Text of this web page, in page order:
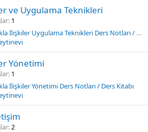
ve Uygulama Teknikleri
1
Açıköğretim Halkla İlişkiler Uygulama Teknikleri Ders Notları / Ders Kitabı
Yönetimi
1
İlişkiler Yönetimi Ders Notları / Ders Kitabı
2